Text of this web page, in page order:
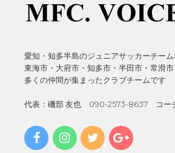
愛知・知多半島のジュニアサッカーチー
東海市・大府市・知多市・半田市・常滑
多くの仲間が集まったクラブチームです
代表：磯部 友也 090-2573-8637 コー